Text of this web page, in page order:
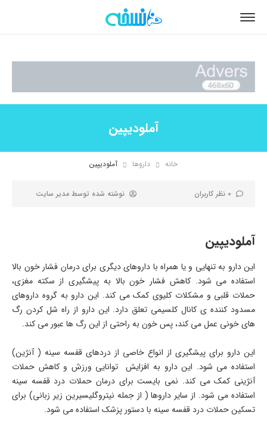
آملودیپین
خانه داروها آملودیپین
0 نظر کاربران نوشته شده توسط مدیر سایت
آملودیپین
این دارو به تنهایی و یا همراه با داروهای دیگری برای درمان فشار خون بالا
استفاده می شود. کاهش فشار خون بالا به پیشگیری از سکته مغزی،
حملات قلبی و مشکلات کلیوی کمک می کند. این دارو به گروه داروهای
مسدود کننده ی کانال کلسیمی تعلق دارد. این دارو از راه شل کردن رگ
های خونی عمل می کند، پس خون به راحتی از این رگ ها عبور می کند.
این دارو برای پیشگیری از انواع خاصی از دردهای قفسه سینه ( آنژین)
استفاده می شود. این دارو به افزایش توانایی ورزش و کاهش حملات
آنژینی کمک می کند. نمی بایست برای درمان حملات درد قفسه سینه
استفاده می شود. از سایر داروها ( از جمله نیتروگلیسیرین زیر زبانی) برای
تسکین حملات درد قفسه سینه با دستور پزشک استفاده می شود.